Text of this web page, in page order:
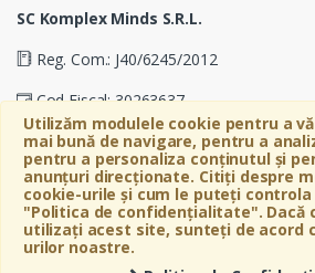
Utilizăm modulele cookie pentru a
mai bună de navigare, pentru a
pentru a personaliza conținutul și
anunțuri direcționate. Citiți despre
cookie-urile și cum le puteți
"Politica de confidențialitate". Dacă
utilizați acest site, sunteți de acord
urilor noastre.
SC Komplex Minds S.R.L.
Reg. Com.: J40/6245/2012
Cod Fiscal: 30263637
Soseaua Virtutii 19D, Etaj 4, Biroul A,